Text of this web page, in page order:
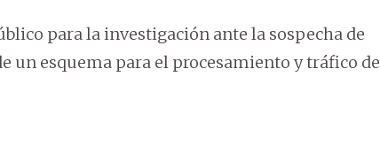
para la investigación ante la sospecha de
un esquema para el procesamiento y tráfico de